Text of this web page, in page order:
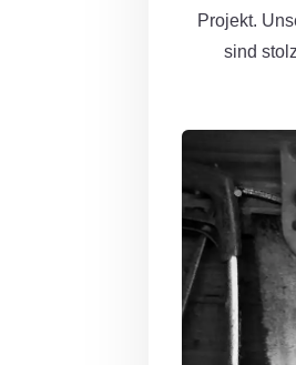
Projekt.
sind